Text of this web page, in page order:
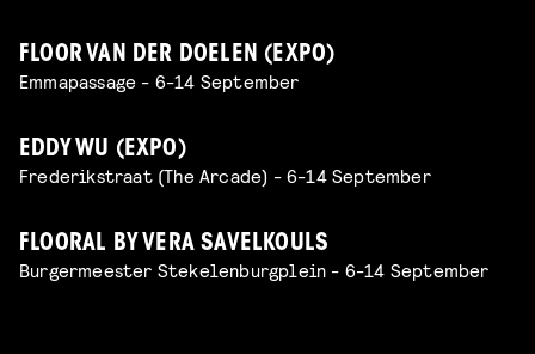
FLOOR VAN DER DOELEN (EXPO)
Emmapassage - 6-14 September
EDDY WU (EXPO)
Frederikstraat (The Arcade) - 6-14 September
FLOORAL BY VERA SAVELKOULS
Burgermeester Stekelenburgplein - 6-14 September